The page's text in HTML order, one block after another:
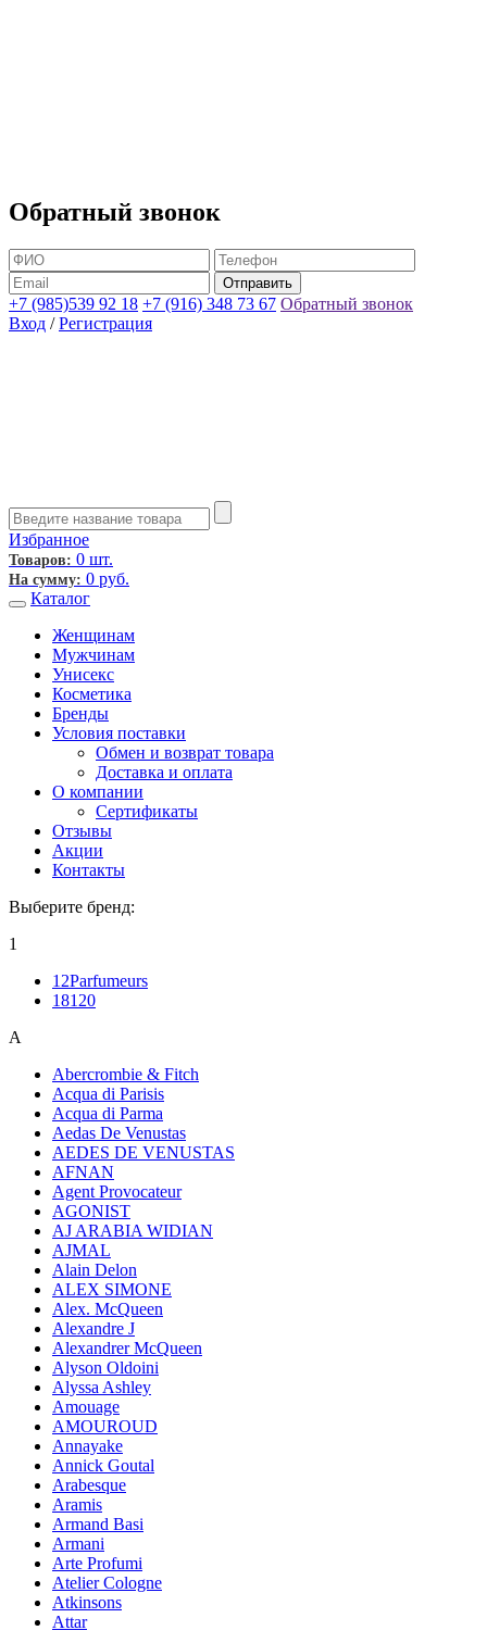
Обратный звонок
+7 (985)539 92 18 +7 (916) 348 73 67 Обратный звонок
Вход / Регистрация
Избранное
Товаров: 0 шт.
На сумму: 0 руб.
Каталог
Женщинам
Мужчинам
Унисекс
Косметика
Бренды
Условия поставки
Обмен и возврат товара
Доставка и оплата
О компании
Сертификаты
Отзывы
Акции
Контакты
Выберите бренд:
1
12Parfumeurs
18120
A
Abercrombie & Fitch
Acqua di Parisis
Acqua di Parma
Aedas De Venustas
AEDES DE VENUSTAS
AFNAN
Agent Provocateur
AGONIST
AJ ARABIA WIDIAN
AJMAL
Alain Delon
ALEX SIMONE
Alex. McQueen
Alexandre J
Alexandrer McQueen
Alyson Oldoini
Alyssa Ashley
Amouage
AMOUROUD
Annayake
Annick Goutal
Arabesque
Aramis
Armand Basi
Armani
Arte Profumi
Atelier Cologne
Atkinsons
Attar